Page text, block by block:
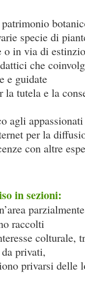
specie di
o in via di
che
e guidate
tutela e la
agli
per la
con altre
in sezioni:
raccolti
colturale,
privati,
privarsi delle